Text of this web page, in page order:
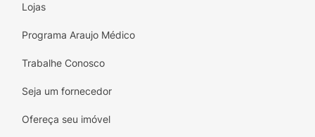
Lojas
Programa Araujo Médico
Trabalhe Conosco
Seja um fornecedor
Ofereça seu imóvel